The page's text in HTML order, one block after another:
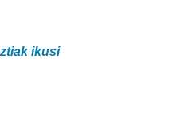
ikusi